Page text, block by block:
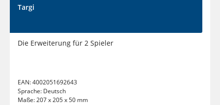
Targi
Die Erweiterung für 2 Spieler
EAN:4002051692643
Sprache: Deutsch
Maße:207 x 205 x 50 mm